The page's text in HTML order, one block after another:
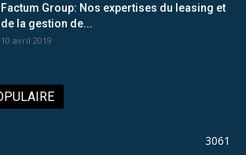
Factum Group: Nos expertises du leasing et
de la gestion de...
10 avril 2019
3061